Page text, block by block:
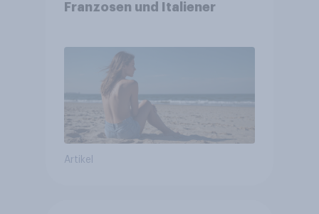
Franzosen und Italiener
Artikel